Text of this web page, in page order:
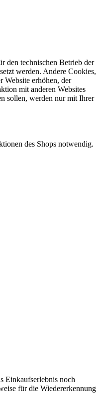
den technischen Betrieb der
werden. Andere Cookies,
Website erhöhen, der
mit anderen Websites
sollen, werden nur mit Ihrer
des Shops notwendig.
Einkaufserlebnis noch
für die Wiedererkennung